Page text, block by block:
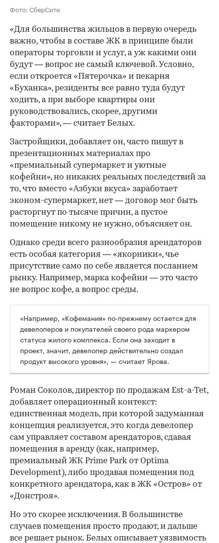
Фото: СберСити
«Для большинства жильцов в первую очередь
важно, чтобы в составе ЖК в принципе были
операторы торговли и услуг, а уж какими они
будут — вопрос не самый ключевой. Условно,
если откроется «Пятерочка» и пекарня
«Буханка», резиденты все равно туда будут
ходить, а при выборе квартиры они
руководствовались, скорее, другими
факторами», — считает Белых.
Застройщики, добавляет он, часто пишут в
презентационных материалах про
«премиальный супермаркет и уютные
кофейни», но никаких реальных последствий за
то, что вместо «Азбуки вкуса» заработает
эконом-супермаркет, нет — договор мог быть
расторгнут по тысяче причин, а пустое
помещение никому не нужно, объясняет он.
Однако среди всего разнообразия арендаторов
есть особая категория — «якорники», чье
присутствие само по себе является посланием
рынку. Например, марка кофейни — это часто
не вопрос кофе, а вопрос среды.
«Например, «Кофемания» по-прежнему остается для
девелоперов и покупателей своего рода маркером
статуса жилого комплекса. Если она заходит в
проект, значит, девелопер действительно создал
продукт высокого уровня», — считает Ярова.
Роман Соколов, директор по продажам Est-a-Tet,
добавляет операционный контекст:
единственная модель, при которой задуманная
концепция реализуется, это когда девелопер
сам управляет составом арендаторов, сдавая
помещения в аренду (как, например,
премиальный ЖК Prime Park от Optima
Development), либо продавая помещения под
конкретного арендатора, как в ЖК «Остров» от
«Донстроя».
Но это скорее исключения. В большинстве
случаев помещения просто продают, и дальше
все решает рынок. Белых описывает уязвимость